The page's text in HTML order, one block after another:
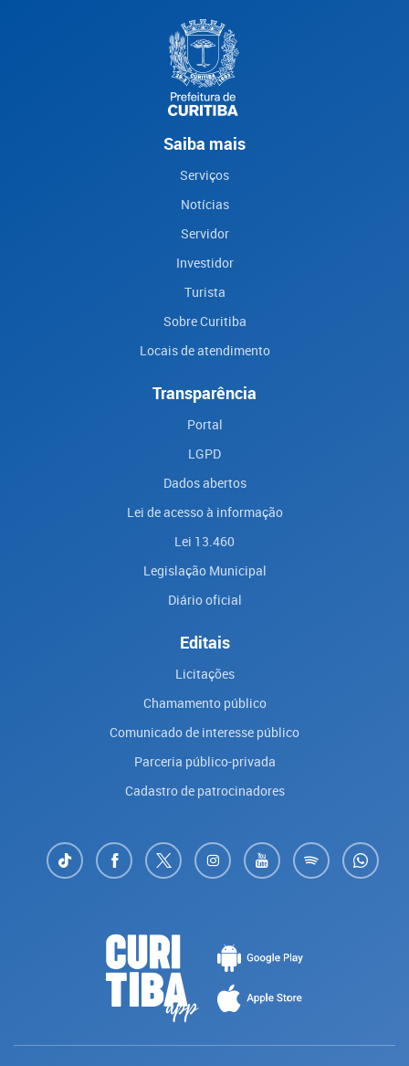
Saiba mais
Serviços
Notícias
Servidor
Investidor
Turista
Sobre Curitiba
Locais de atendimento
Transparência
Portal
LGPD
Dados abertos
Lei de acesso à informação
Lei 13.460
Legislação Municipal
Diário oficial
Editais
Licitações
Chamamento público
Comunicado de interesse público
Parceria público-privada
Cadastro de patrocinadores